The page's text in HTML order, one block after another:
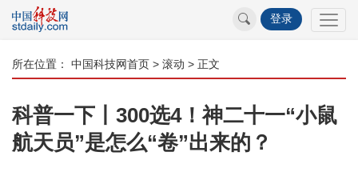
登录
所在位置： 中国科技网首页 > 滚动 > 正文
科普一下丨300选4！神二十一“小鼠
航天员”是怎么“卷”出来的？